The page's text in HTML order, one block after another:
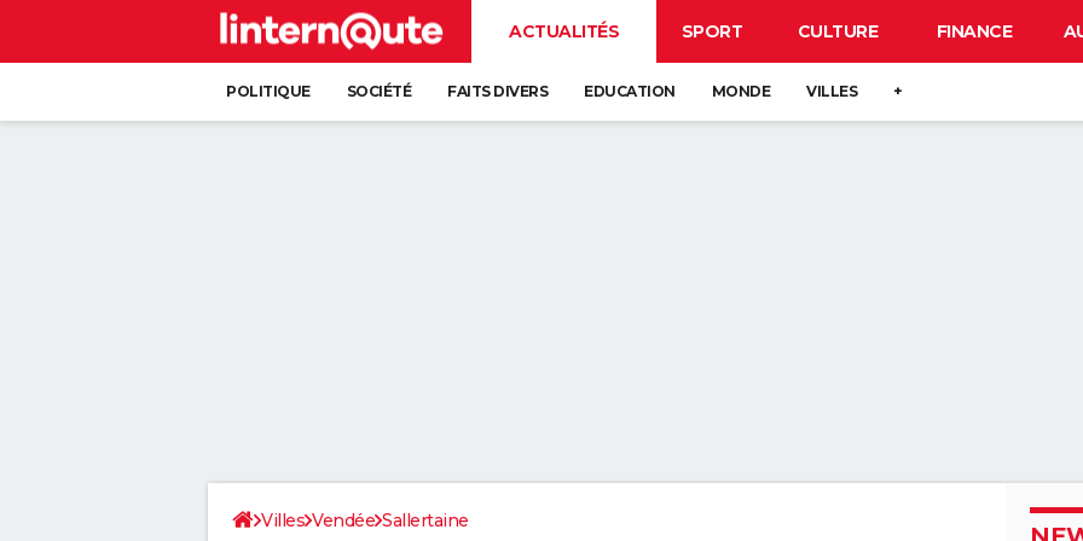
ACTUALITÉS SPORT CULTURE FINANCE
POLITIQUE SOCIÉTÉ FAITS DIVERS EDUCATION MONDE VILLES +
Villes Vendée Sallertaine